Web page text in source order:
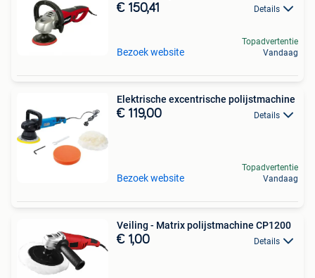
€ 150,41 Details
Bezoek website
Topadvertentie
Vandaag
Elektrische excentrische polijstmachine
€ 119,00 Details
Bezoek website
Topadvertentie
Vandaag
Veiling - Matrix polijstmachine CP1200
€ 1,00 Details